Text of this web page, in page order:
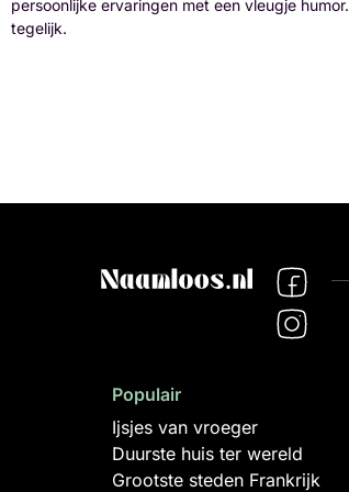
persoonlijke ervaringen met een vleugje
tegelijk.
Populair
Ijsjes van vroeger
Duurste huis ter wereld
Grootste steden Frankrijk